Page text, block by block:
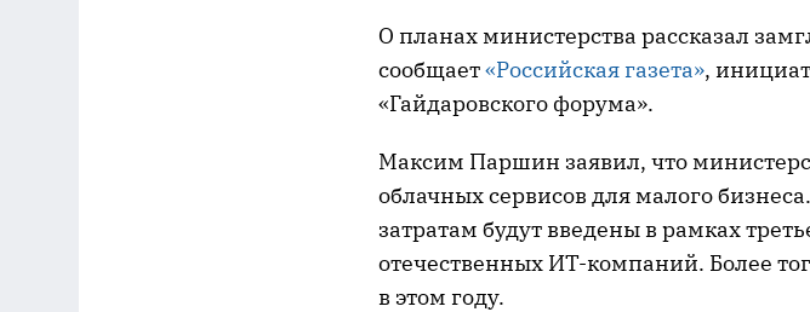
О планах министерства рассказал
сообщает«Российская газета»,
«Гайдаровского форума».
Максим Паршин заявил, что
облачных сервисов для малого
затратам будут введены в рамках
отечественных ИТ-компаний. Более
в этом году.